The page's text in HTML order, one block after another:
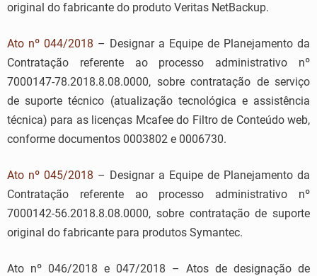
original do fabricante do produto Veritas NetBackup.
Ato nº 044/2018 – Designar a Equipe de Planejamento da
Contratação referente ao processo administrativo nº
7000147-78.2018.8.08.0000, sobre contratação de serviço
de suporte técnico (atualização tecnológica e assistência
técnica) para as licenças Mcafee do Filtro de Conteúdo web,
conforme documentos 0003802 e 0006730.
Ato nº 045/2018 – Designar a Equipe de Planejamento da
Contratação referente ao processo administrativo nº
7000142-56.2018.8.08.0000, sobre contratação de suporte
original do fabricante para produtos Symantec.
Ato nº 046/2018 e 047/2018 – Atos de designação de